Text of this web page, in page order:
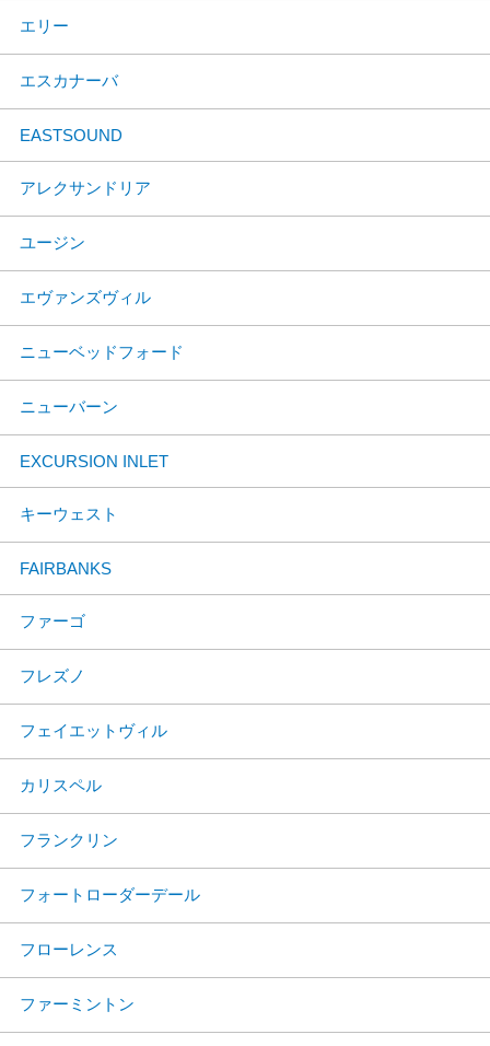
エリー
エスカナーバ
EASTSOUND
アレクサンドリア
ユージン
エヴァンズヴィル
ニューベッドフォード
ニューバーン
EXCURSION INLET
キーウェスト
FAIRBANKS
ファーゴ
フレズノ
フェイエットヴィル
カリスペル
フランクリン
フォートローダーデール
フローレンス
ファーミントン